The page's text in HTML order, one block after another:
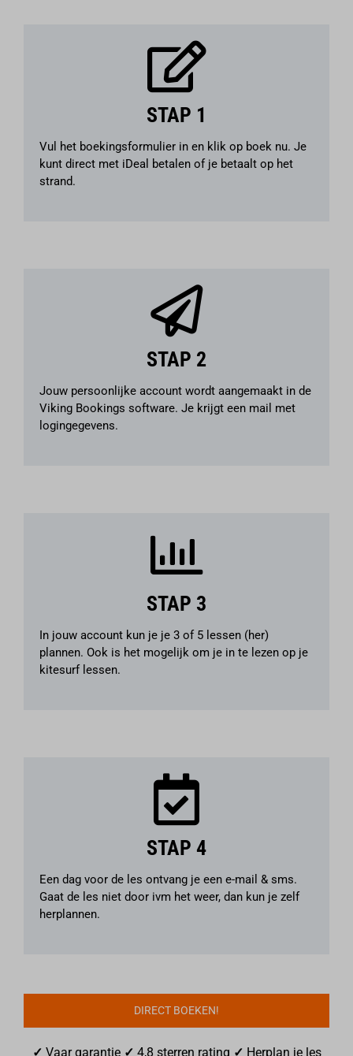
STAP 1
Vul het boekingsformulier in en klik op boek nu. Je
kunt direct met iDeal betalen of je betaalt op het
strand.
STAP 2
Jouw persoonlijke account wordt aangemaakt in de
Viking Bookings software. Je krijgt een mail met
logingegevens.
STAP 3
In jouw account kun je je 3 of 5 lessen (her)
plannen. Ook is het mogelijk om je in te lezen op je
kitesurf lessen.
STAP 4
Een dag voor de les ontvang je een e-mail & sms.
Gaat de les niet door ivm het weer, dan kun je zelf
herplannen.
DIRECT BOEKEN!
✓ Vaar garantie ✓ 4,8 sterren rating ✓ Herplan je les